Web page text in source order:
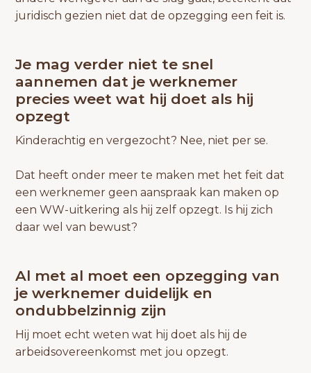
juridisch gezien niet dat de opzegging een feit is.
Je mag verder niet te snel
aannemen dat je werknemer
precies weet wat hij doet als hij
opzegt
Kinderachtig en vergezocht? Nee, niet per se.
Dat heeft onder meer te maken met het feit dat
een werknemer geen aanspraak kan maken op
een WW-uitkering als hij zelf opzegt. Is hij zich
daar wel van bewust?
Al met al moet een opzegging van
je werknemer duidelijk en
ondubbelzinnig zijn
Hij moet echt weten wat hij doet als hij de
arbeidsovereenkomst met jou opzegt.